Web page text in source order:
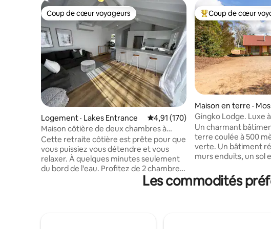
Coup de cœur voyageurs
Coup de cœur voyageurs
Logement · Lakes Entrance Note moyenne de 4,91 sur 5, 170
4,91 (170)
Maison côtière de deux chambres à
quelques minutes du bord de l'eau
Cette retraite côtière est prête pour que
vous puissiez vous détendre et vous
relaxer. À quelques minutes seulement
du bord de l'eau. Profitez de 2 chambres
confortables, parfaites pour 2 couples ou
Coup de cœur
Coup de cœur
Maison en terre ·
Gingko Lodge. Luxe
vue.
Un charmant
terre coulée à 500
verte. Un bâtiment
murs enduits, un sol
inversé, un poêle à
salle de bains. La
Les commodités